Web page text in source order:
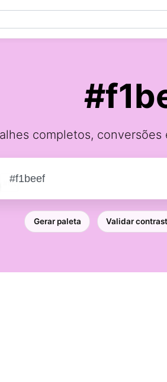
completos, conversões
Gerar paleta Validar